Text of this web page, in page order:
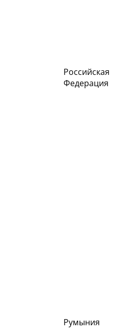
Российская
Федерация
Румыния